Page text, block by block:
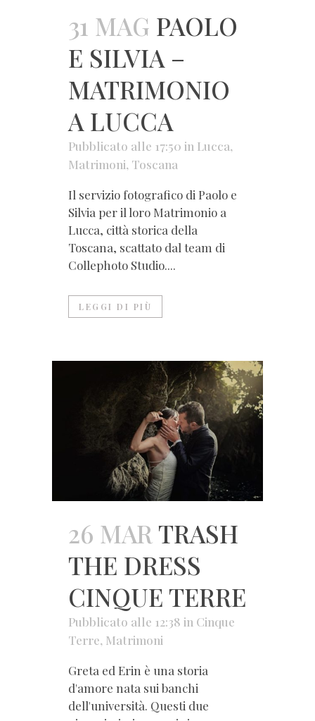
31 MAG PAOLO
E SILVIA –
MATRIMONIO
A LUCCA
Pubblicato alle 17:50 in Lucca,
Matrimoni, Toscana
Il servizio fotografico di Paolo e
Silvia per il loro Matrimonio a
Lucca, città storica della
Toscana, scattato dal team di
Collephoto Studio....
LEGGI DI PIÙ
26 MAR TRASH
THE DRESS
CINQUE TERRE
Pubblicato alle 12:38 in Cinque
Terre, Matrimoni
Greta ed Erin è una storia
d'amore nata sui banchi
dell'università. Questi due